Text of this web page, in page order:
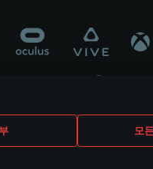
모
홍보에 참여하지 않습니다..